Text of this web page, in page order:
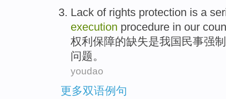
Lack of rights protection is a
execution procedure in our
权利 保障的缺失是我国 民事强制
问题。
youdao
更多双语例句